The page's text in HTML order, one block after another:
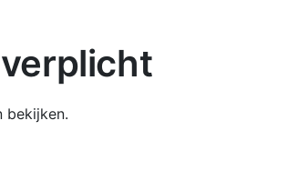
bekijken.